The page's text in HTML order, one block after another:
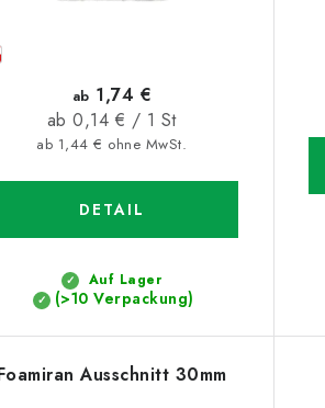
Auf Lager
(>10 Verpackung)
ab 1,44 € ohne MwSt.
ab 1,74 €
Verkaufspreis:
ab 0,14 € / 1 St
DETAIL
Ausschnitt 30mm